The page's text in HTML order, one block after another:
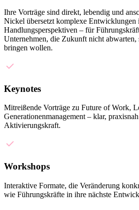
Ihre Vorträge sind direkt, lebendig und
Nickel übersetzt komplexe Entwicklungen
Handlungsperspektiven – für
Unternehmen, die Zukunft nicht
bringen wollen.
Keynotes
Mitreißende Vorträge zu Future of Work,
Generationenmanagement – klar,
Aktivierungskraft.
Workshops
Interaktive Formate, die Veränderung
wie Führungskräfte in ihre nächste